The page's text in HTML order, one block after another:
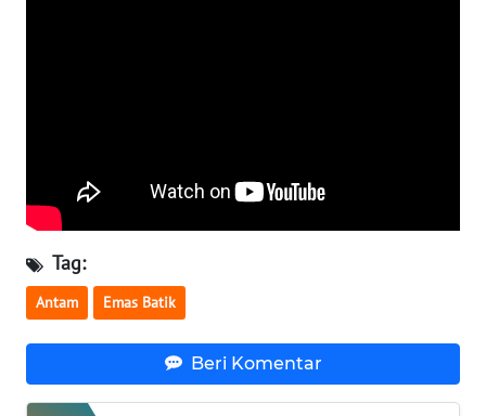
Tag:
Antam Emas Batik
Beri Komentar
WN
NTB
WN
SULTENG
SULBAR